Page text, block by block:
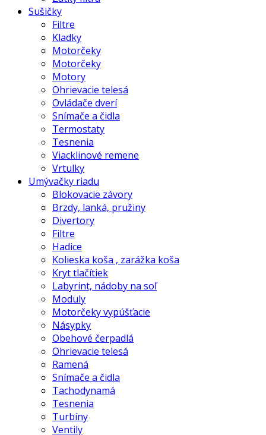
Sušičky
Filtre
Kladky
Motorčeky
Motorčeky
Motory
Ohrievacie telesá
Ovládače dverí
Snímače a čidla
Termostaty
Tesnenia
Viacklinové remene
Vrtulky
Umývačky riadu
Blokovacie závory
Brzdy, lanká, pružiny
Divertory
Filtre
Hadice
Kolieska koša , zarážka koša
Kryt tlačítiek
Labyrint, nádoby na soľ
Moduly
Motorčeky vypúšťacie
Násypky
Obehové čerpadlá
Ohrievacie telesá
Ramená
Snímače a čidla
Tachodynamá
Tesnenia
Turbíny
Ventily